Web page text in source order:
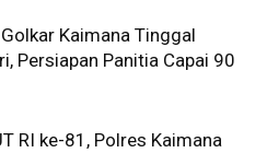
Kaimana Tinggal
Persiapan Panitia Capai 90
RI ke-81, Polres Kaimana